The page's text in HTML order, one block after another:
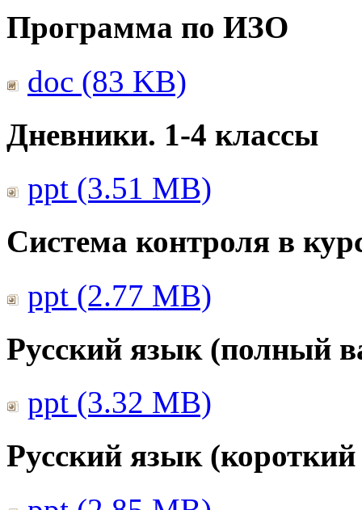
Программа по ИЗО
doc (83 KB)
Дневники. 1-4 классы
ppt (3.51 MB)
Система контроля в
ppt (2.77 MB)
Русский язык (полный
ppt (3.32 MB)
Русский язык